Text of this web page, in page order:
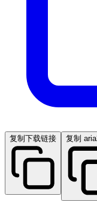
复制下载链接 复制